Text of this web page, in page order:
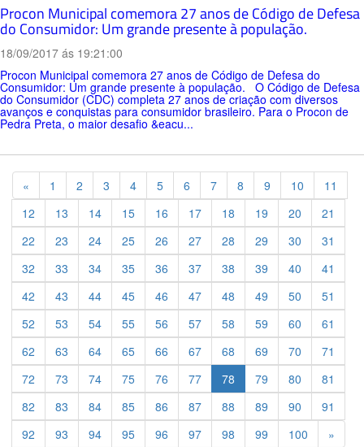
Procon Municipal comemora 27 anos de Código de Defesa
do Consumidor: Um grande presente à população.
18/09/2017 ás 19:21:00
Procon Municipal comemora 27 anos de Código de Defesa do
Consumidor: Um grande presente à população. O Código de Defesa
do Consumidor (CDC) completa 27 anos de criação com diversos
avanços e conquistas para consumidor brasileiro. Para o Procon de
Pedra Preta, o maior desafio &eacu...
« Previous
1 2 3 4 5 6 7 8 9 10
11
12
13 14 15 16 17 18 19 20
21
22
23 24 25 26 27 28 29 30
31
32
33 34 35 36 37 38 39 40
41
42
43 44 45 46 47 48 49 50
51
52
53 54 55 56 57 58 59 60
61
62
63 64 65 66 67 68 69 70
71
72
73 74 75 76 77 78 79 80
81
82
83 84 85 86 87 88 89 90
91
92
93 94 95 96 97 98 99 100 »